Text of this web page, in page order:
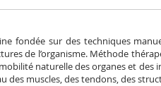
fondée sur des techniques
de l’organisme. Méthode
naturelle des organes et des
des muscles, des tendons, des